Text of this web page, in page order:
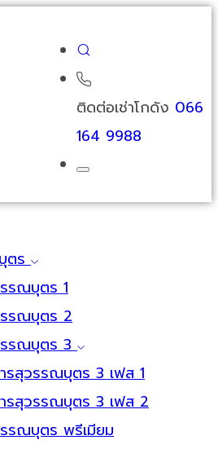
ติดต่อเช่าโกดัง 066
164 9988
ตร
รณบุตร 1
รรณบุตร 2
รรณบุตร 3
รสุวรรณบุตร 3 เฟส 1
รสุวรรณบุตร 3 เฟส 2
รณบุตร พรีเมียม